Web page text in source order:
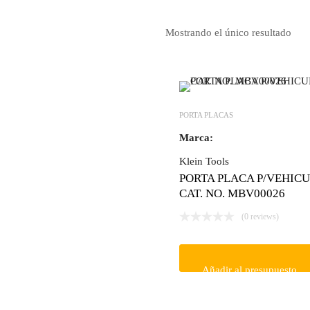
Mostrando el único resultado
PORTA PLACAS
Marca:
Klein Tools
PORTA PLACA P/
CAT. NO. MBV00026
(0 reviews)
Añadir al presupuesto